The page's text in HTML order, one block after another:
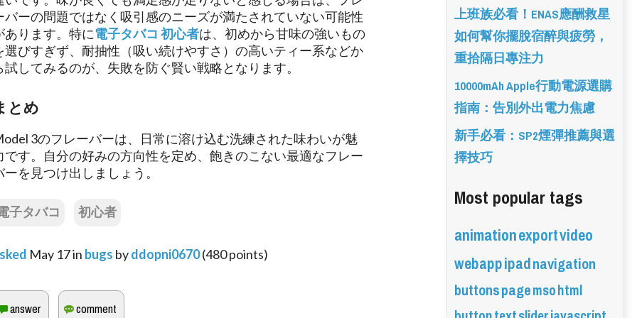
バーの問題ではなく吸引感のニーズが満たされていない可能性
あります。特に電子タバコ 初心者は、初めから甘味の強いもの
選びすぎず、耐抽性（吸い続けやすさ）の高いティー系などか
試してみるのが、失敗を防ぐ賢い戦略となります。
とめ​
3のフレーバーは、日常に溶け込む洗練された味わいが魅
です。自分の好みの方向性を定め、飽きのこない最適なフレー
ーを見つけ出しましょう。
子タバコ 初心者
May 17in bugs byddopni0670(480points)
上班族必看！ENAS應酬救星
如何幫你擺脫宿醉與疲勞，
重拾隔日專注力
10000mAh Apple行動電源選購
指南：告別外出電力焦慮
新手必看：SP2煙彈推薦與選
擇技巧
Most popular tags
animationexportvideo
webappipadnavigation
buttonspagemsohtml